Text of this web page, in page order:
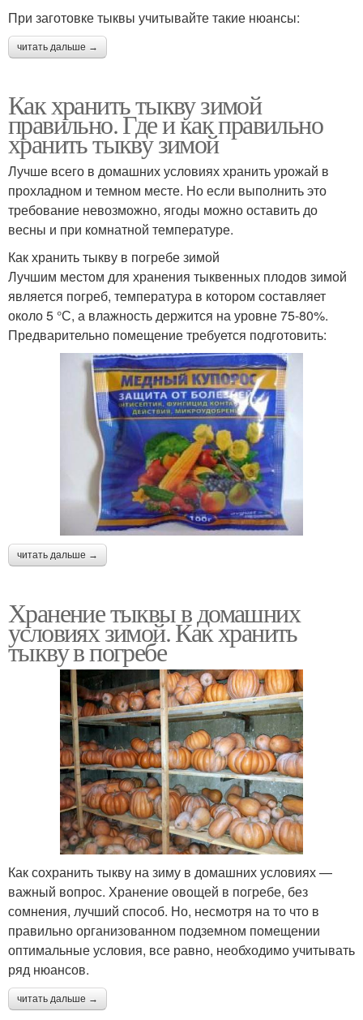
При заготовке тыквы учитывайте такие нюансы:
читать дальше →
Как хранить тыкву зимой
правильно. Где и как правильно
хранить тыкву зимой
Лучше всего в домашних условиях хранить урожай в
прохладном и темном месте. Но если выполнить это
требование невозможно, ягоды можно оставить до
весны и при комнатной температуре.
Как хранить тыкву в погребе зимой
Лучшим местом для хранения тыквенных плодов зимой
является погреб, температура в котором составляет
около 5 °С, а влажность держится на уровне 75-80%.
Предварительно помещение требуется подготовить:
читать дальше →
Хранение тыквы в домашних
условиях зимой. Как хранить
тыкву в погребе
Как сохранить тыкву на зиму в домашних условиях —
важный вопрос. Хранение овощей в погребе, без
сомнения, лучший способ. Но, несмотря на то что в
правильно организованном подземном помещении
оптимальные условия, все равно, необходимо учитывать
ряд нюансов.
читать дальше →